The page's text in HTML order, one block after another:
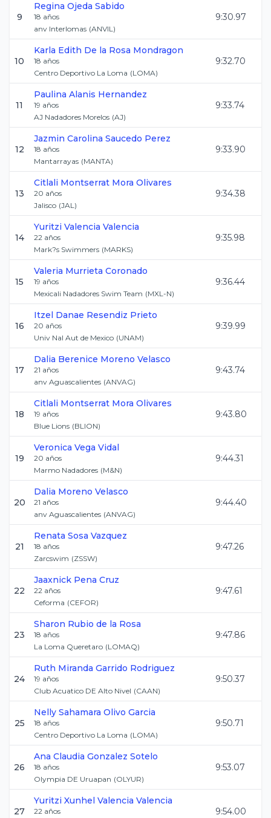
9
Regina Ojeda Sabido
18 años
anv Interlomas (ANVIL)
9:30.97
10
Karla Edith De la Rosa Mondragon
18 años
Centro Deportivo La Loma (LOMA)
9:32.70
11
Paulina Alanis Hernandez
19 años
AJ Nadadores Morelos (AJ)
9:33.74
12
Jazmin Carolina Saucedo Perez
18 años
Mantarrayas (MANTA)
9:33.90
13
Citlali Montserrat Mora Olivares
20 años
Jalisco (JAL)
9:34.38
14
Yuritzi Valencia Valencia
22 años
Mark?s Swimmers (MARKS)
9:35.98
15
Valeria Murrieta Coronado
19 años
Mexicali Nadadores Swim Team (MXL-N)
9:36.44
16
Itzel Danae Resendiz Prieto
20 años
Univ Nal Aut de Mexico (UNAM)
9:39.99
17
Dalia Berenice Moreno Velasco
21 años
anv Aguascalientes (ANVAG)
9:43.74
18
Citlali Montserrat Mora Olivares
19 años
Blue Lions (BLION)
9:43.80
19
Veronica Vega Vidal
20 años
Marmo Nadadores (M&N)
9:44.31
20
Dalia Moreno Velasco
21 años
anv Aguascalientes (ANVAG)
9:44.40
21
Renata Sosa Vazquez
18 años
Zarcswim (ZSSW)
9:47.26
22
Jaaxnick Pena Cruz
22 años
Ceforma (CEFOR)
9:47.61
23
Sharon Rubio de la Rosa
18 años
La Loma Queretaro (LOMAQ)
9:47.86
24
Ruth Miranda Garrido Rodriguez
19 años
Club Acuatico DE Alto Nivel (CAAN)
9:50.37
25
Nelly Sahamara Olivo Garcia
18 años
Centro Deportivo La Loma (LOMA)
9:50.71
26
Ana Claudia Gonzalez Sotelo
18 años
Olympia DE Uruapan (OLYUR)
9:53.07
27
Yuritzi Xunhel Valencia Valencia
22 años
9:54.00